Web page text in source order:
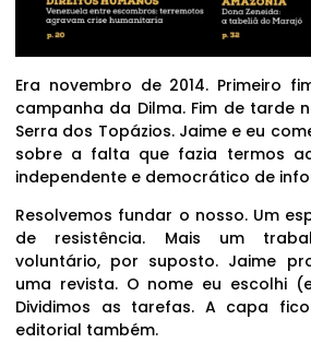
Era novembro de 2014. Primeiro
campanha da Dilma. Fim de tarde
Serra dos Topázios. Jaime e eu
sobre a falta que fazia termos
independente e democrático de
Resolvemos fundar o nosso. Um
de resistência. Mais um
voluntário, por suposto. Jaime
uma revista. O nome eu escolhi
Dividimos as tarefas. A capa
editorial também.